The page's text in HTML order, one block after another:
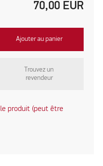
70,00 EUR
Ajouter au panier
Trouvez un
revendeur
produit (peut être